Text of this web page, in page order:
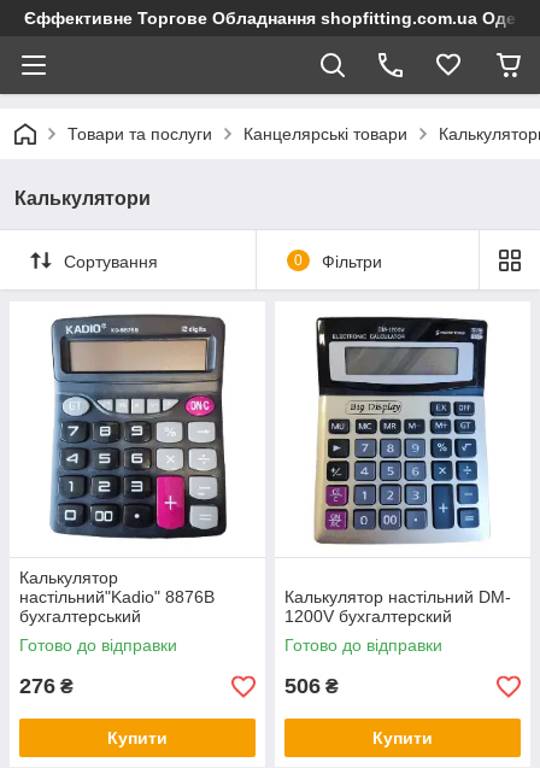
Єффективне Торгове Обладнання shopfitting.com.ua Одеса
Товари та послуги Канцелярські товари
Калькулятори
Сортування 0 Фільтри
Калькулятор
настільний"Kadio" 8876B
бухгалтерський
Готово до відправки
276 ₴
Купити
Калькулятор настільний DM-
1200V бухгалтерский
Готово до відправки
506 ₴
Купити